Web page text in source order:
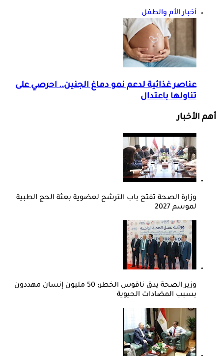
أخبار الأم والطفل
عناصر غذائية لدعم نمو دماغ الجنين.. احرصي على
تناولها باعتدال
أهم الأخبار
وزارة الصحة تفتح باب الترشح لعضوية بعثة الحج الطبية
لموسم 2027
وزير الصحة يدق ناقوس الخطر: 50 مليون إنسان مهددون
بسبب المضادات الحيوية